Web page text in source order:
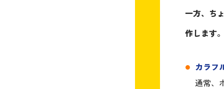
一方、ち
作します
カラフ
通常、